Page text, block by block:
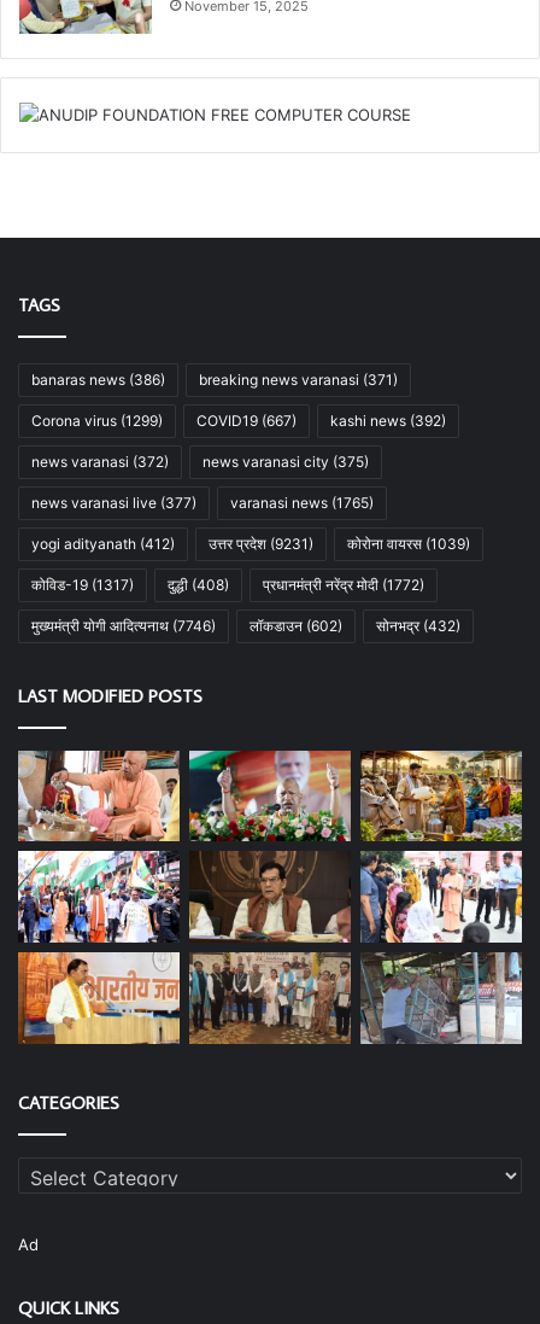
November 15, 2025
TAGS
banaras news (386) breaking news varanasi (371)
Corona virus (1299) COVID19 (667) kashi news (392)
news varanasi (372) news varanasi city (375)
news varanasi live (377) varanasi news (1765)
yogi adityanath (412) उत्तर प्रदेश (9231) कोरोना वायरस (1039)
कोविड-19 (1317) दुद्धी (408) प्रधानमंत्री नरेंद्र मोदी (1772)
मुख्यमंत्री योगी आदित्यनाथ (7746) लॉकडाउन (602) सोनभद्र(432)
LAST MODIFIED POSTS
CATEGORIES
Categories
Ad
QUICK LINKS